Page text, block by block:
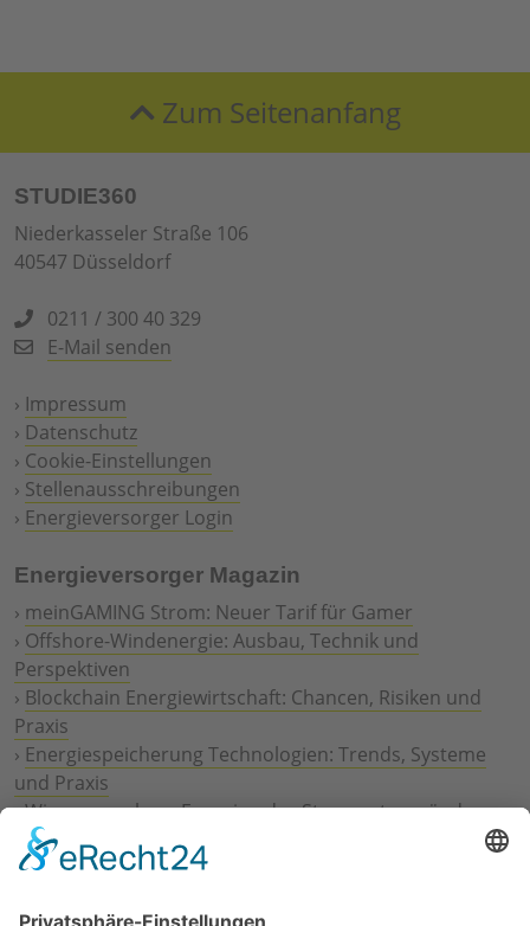
Zum Seitenanfang
STUDIE360
Niederkasseler Straße 106
40547 Düsseldorf
0211 / 300 40 329
E-Mail senden
› Impressum
› Datenschutz
› Cookie-Einstellungen
› Stellenausschreibungen
› Energieversorger Login
Energieversorger Magazin
› meinGAMING Strom: Neuer Tarif für Gamer
› Offshore-Windenergie: Ausbau, Technik und
Perspektiven
› Blockchain Energiewirtschaft: Chancen, Risiken und
Praxis
› Energiespeicherung Technologien: Trends, Systeme
und Praxis
›Wie erneuerbare Energien das Stromnetz verändern
Digitalisierung Energiewirtschaft: Effizienz, Netze und
Prozesse